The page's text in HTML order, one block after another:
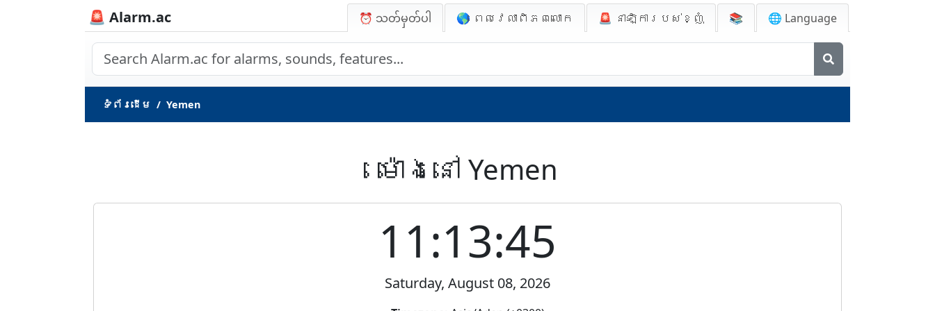
🚨 Alarm.ac ⏰ သတ်မှတ်ပါ 🌎 ពេលវេលាពិភពលោក 🚨 នាឡិការបស់ខ្ញុំ 📚 🌐 Language
ទំព័រ​ដើម Yemen
ម៉ោងនៅ Yemen
11:13:45
Saturday, August 08, 2026